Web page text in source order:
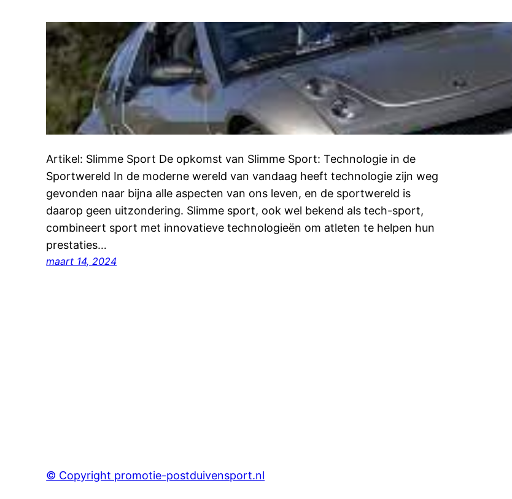
Artikel: Slimme Sport De opkomst van Slimme Sport: Technologie in de
Sportwereld In de moderne wereld van vandaag heeft technologie zijn weg
gevonden naar bijna alle aspecten van ons leven, en de sportwereld is
daarop geen uitzondering. Slimme sport, ook wel bekend als tech-sport,
combineert sport met innovatieve technologieën om atleten te helpen hun
prestaties…
maart 14, 2024
© Copyright promotie-postduivensport.nl